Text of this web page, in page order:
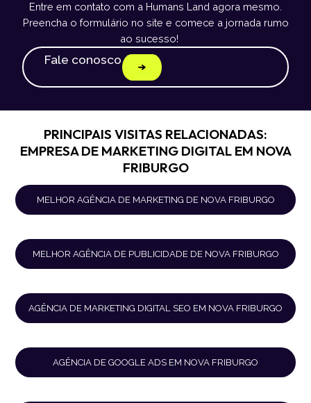
Entre em contato com a Humans Land agora mesmo.
Preencha o formulário no site e comece a jornada rumo
ao sucesso!
Fale conosco
PRINCIPAIS VISITAS RELACIONADAS:
EMPRESA DE MARKETING DIGITAL EM NOVA
FRIBURGO
MELHOR AGÊNCIA DE MARKETING DE NOVA FRIBURGO
MELHOR AGÊNCIA DE PUBLICIDADE DE NOVA FRIBURGO
AGÊNCIA DE MARKETING DIGITAL SEO EM NOVA FRIBURGO
AGÊNCIA DE GOOGLE ADS EM NOVA FRIBURGO